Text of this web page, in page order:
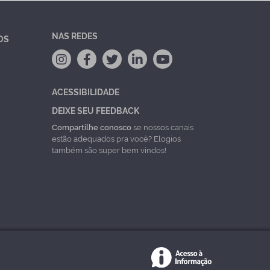
NAS REDES
ACESSIBILIDADE
DEIXE SEU FEEDBACK
Compartilhe conoscose nossos canais
estão adequados pra você? Elogios
também são super bem vindos!